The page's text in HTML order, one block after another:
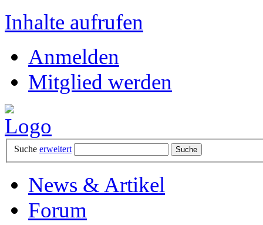
Inhalte aufrufen
Anmelden
Mitglied werden
Suche erweitert
News & Artikel
Forum